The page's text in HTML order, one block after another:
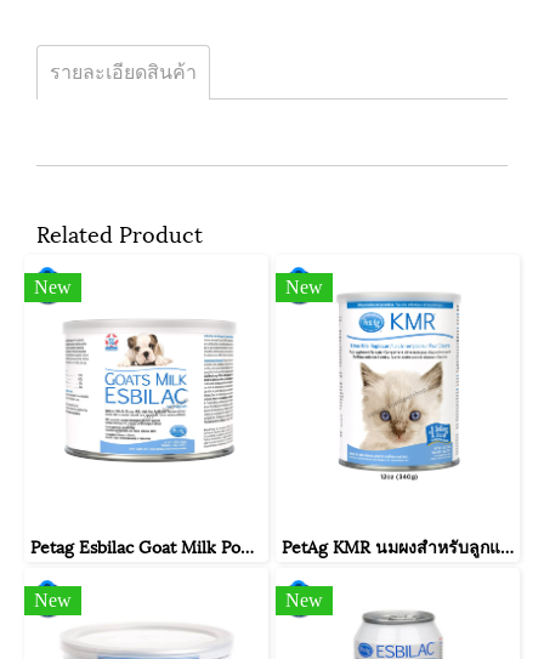
รายละเอียดสินค้า
Related Product
New
Petag Esbilac Goat Milk Powder นมแพะผง สำหรับลูกสุนัข 150g
New
PetAg KMR นมผงสำหรับลูกแมวเกิดใหม่ที่กำพร้า นมแม่ไม่พอ มีปัญหาการย่อย หรือป่วยหลังการผ่าตัด (340g/12oz)
New New